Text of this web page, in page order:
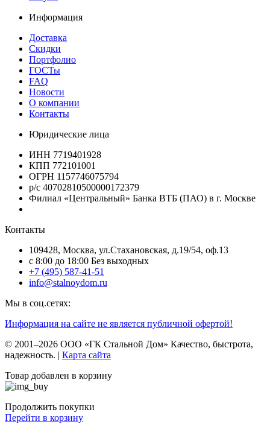
Информация
Доставка
Скидки
Портфолио
ГОСТы
FAQ
Новости
О компании
Контакты
Юридические лица
ИНН 7719401928
КПП 772101001
ОГРН 1157746075794
р/с 40702810500000172379
Филиал «Центральный» Банка ВТБ (ПАО) в г. Москве
Контакты
109428, Москва, ул.Стахановская, д.19/54, оф.13
c 8:00 до 18:00 Без выходных
+7 (495) 587-41-51
info@stalnoydom.ru
Мы в соц.сетях:
Информация на сайте не является публичной офертой!
© 2001–2026 ООО «ГК Стальной Дом» Качество, быстрота,
надежность. | Карта сайта
Товар добавлен в корзину
Продолжить покупки
Перейти в корзину